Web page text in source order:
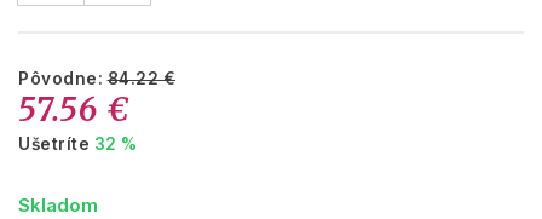
Pôvodne:84.22 €
57.56 €
Ušetríte 32 %
Skladom